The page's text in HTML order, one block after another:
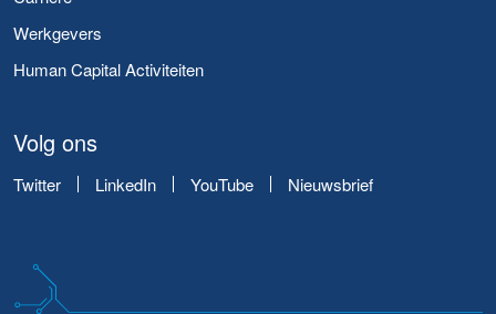
Werkgevers
Human Capital Activiteiten
Volg ons
Twitter LinkedIn YouTube Nieuwsbrief